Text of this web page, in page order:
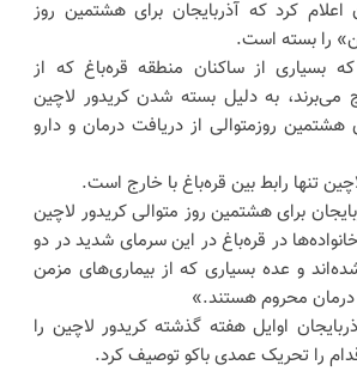
اعلام کرد که آذربایجان برای هشتمین روز
را بسته است.
که بسیاری از ساکنان منطقه قره‌باغ که از
می‌برند، به دلیل بسته شدن کریدور لاچین
هشتمین روزمتوالی از دریافت درمان و دارو
تنها رابط بین قره‌باغ با خارج است.
برای هشتمین روز متوالی کریدور لاچین
در قره‌باغ در این سرمای شدید در دو
و عده بسیاری که از بیماری‌های مزمن
درمان محروم هستند.»
اوایل هفته گذشته کریدور لاچین را
را تحریک عمدی باکو توصیف کرد.